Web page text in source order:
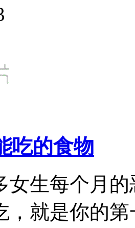
吃的食物
女生每个月
，就是你的